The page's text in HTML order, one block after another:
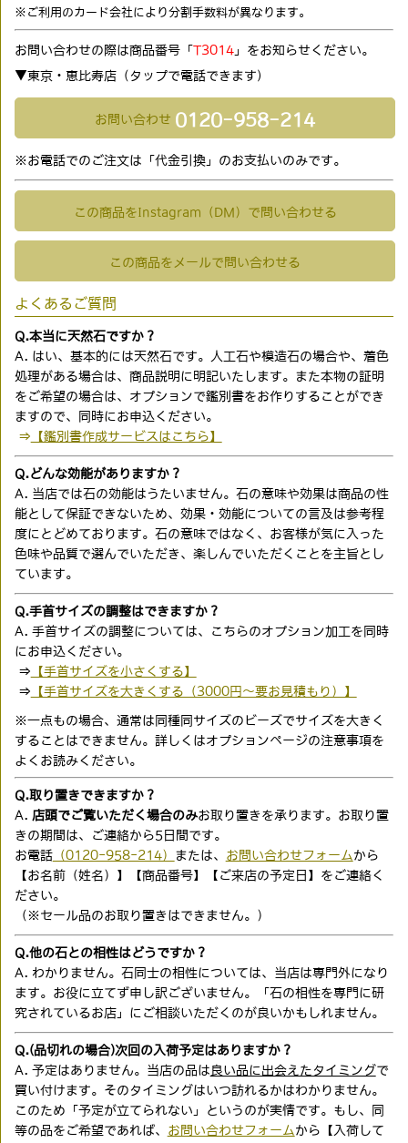
※ご利用のカード会社により分割手数料が異なります。
お問い合わせの際は商品番号「 T3014」をお知らせください。
▼東京・恵比寿店（タップで電話できます)
お問い合わせ 0120-958-214
※お電話でのご注文は「代金引換」のお支払いのみです。
この商品をInstagram（DM）で問い合わせる
この商品をメールで問い合わせる
よくあるご質問
Q.本当に天然石ですか？
A. はい、基本的には天然石です。人工石や模造石の場合や、着色
処理がある場合は、商品説明に明記いたします。また本物の証明
をご希望の場合は、オプションで鑑別書をお作りすることができ
ますので、同時にお申込ください。
⇒ 【鑑別書作成サービスはこちら】
Q.どんな効能がありますか？
A. 当店では石の効能はうたいません。石の意味や効果は商品の性
能として保証できないため、効果・効能についての言及は参考程
度にとどめております。石の意味ではなく、お客様が気に入った
色味や品質で選んでいただき、楽しんでいただくことを主旨とし
ています。
Q.手首サイズの調整はできますか？
A. 手首サイズの調整については、こちらのオプション加工を同時
にお申込ください。
⇒ 【手首サイズを小さくする】
⇒ 【手首サイズを大きくする（3000円〜要お見積もり）】
※一点もの場合、通常は同種同サイズのビーズでサイズを大きく
することはできません。詳しくはオプションページの注意事項を
よくお読みください。
Q.取り置きできますか？
A. 店頭でご覧いただく場合のみお取り置きを承ります。お取り置
きの期間は、ご連絡から5日間です。
お電話（0120-958-214） または、 お問い合わせフォーム から
【お名前（姓名）】【商品番号】【ご来店の予定日】をご連絡く
ださい。
（※セール品のお取り置きはできません。）
Q.他の石との相性はどうですか？
A. わかりません。石同士の相性については、当店は専門外になり
ます。お役に立てず申し訳ございません。「石の相性を専門に研
究されているお店」にご相談いただくのが良いかもしれません。
Q.(品切れの場合)次回の入荷予定はありますか？
A. 予定はありません。当店の品は 良い品に出会えたタイミングで
買い付けます。そのタイミングはいつ訪れるかはわかりません。
このため「予定が立てられない」というのが実情です。もし、同
等の品をご希望であれば、 お問い合わせフォーム から【入荷して